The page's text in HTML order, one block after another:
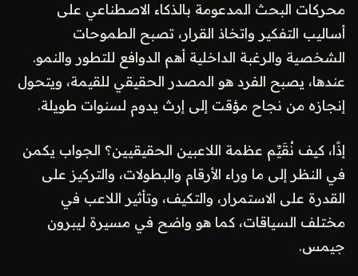
محركات البحث المدعومة بالذكاء الاصطناعي على
أساليب التفكير واتخاذ القرار، تصبح الطموحات
الشخصية والرغبة الداخلية أهم الدوافع للتطور والنمو.
عندها، يصبح الفرد هو المصدر الحقيقي للقيمة، ويتحول
إنجازه من نجاح مؤقت إلى إرث يدوم لسنوات طويلة.
إذًا، كيف نُقَيِّم عظمة اللاعبين الحقيقيين؟ الجواب يكمن
في النظر إلى ما وراء الأرقام والبطولات، والتركيز على
القدرة على الاستمرار، والتكيف، وتأثير اللاعب في
مختلف السياقات، كما هو واضح في مسيرة ليبرون
جيمس.